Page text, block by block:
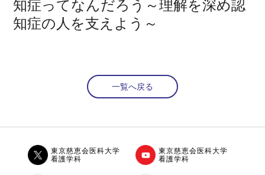
知症ってなんだろう～理解を深め認
知症の人を支えよう～
一覧へ戻る
東京慈恵会医科大学
看護学科
東京慈恵会医科大学
看護学科